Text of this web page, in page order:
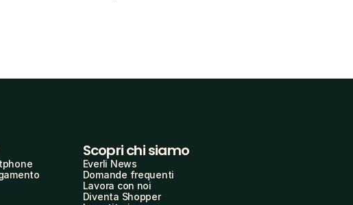
Scopri chi siamo
Everli News
Domande frequenti
Lavora con noi
Diventa Shopper